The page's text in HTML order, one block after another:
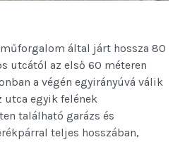
által járt hossza 80
utcától az első 60 méteren
a végén egyirányúvá válik
utca egyik felének
található garázs és
teljes hosszában,